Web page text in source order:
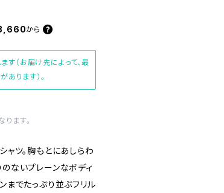
から
（お届け先によって、最
ります）。
ます。
ャツ。胸もとにあしらわ
ないプレーンなボディ
までたっぷり並ぶフリル